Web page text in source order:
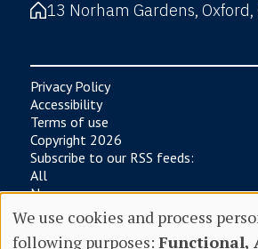
13 Norham Gardens, Oxford,
Privacy Policy
Accessibility
Terms of use
Copyright 2026
Subscribe to our RSS feeds:
All
News
Research
Digital News Report
We use cookies and process
following purposes: Functional,